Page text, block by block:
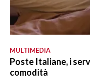
MULTIMEDIA
Poste Italiane, i
comodità